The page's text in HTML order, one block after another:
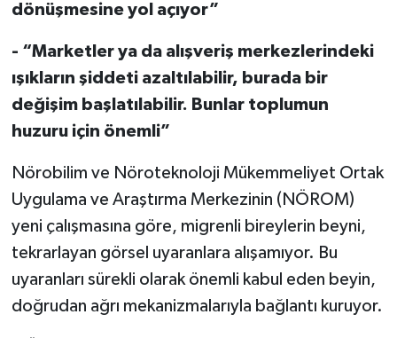
dönüşmesine yol açıyor”
- “Marketler ya da alışveriş merkezlerindeki
ışıkların şiddeti azaltılabilir, burada bir
değişim başlatılabilir. Bunlar toplumun
huzuru için önemli”
Nörobilim ve Nöroteknoloji Mükemmeliyet Ortak
Uygulama ve Araştırma Merkezinin (NÖROM)
yeni çalışmasına göre, migrenli bireylerin beyni,
tekrarlayan görsel uyaranlara alışamıyor. Bu
uyaranları sürekli olarak önemli kabul eden beyin,
doğrudan ağrı mekanizmalarıyla bağlantı kuruyor.